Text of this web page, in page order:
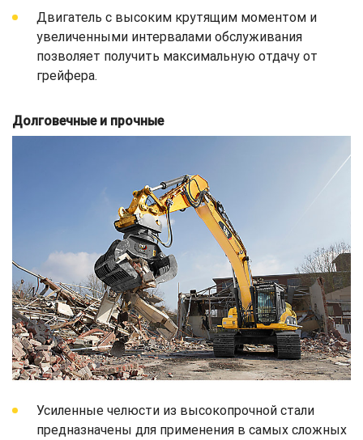
Двигатель с высоким крутящим моментом и
увеличенными интервалами обслуживания
позволяет получить максимальную отдачу от
грейфера.
Долговечные и прочные
Усиленные челюсти из высокопрочной стали
предназначены для применения в самых сложных